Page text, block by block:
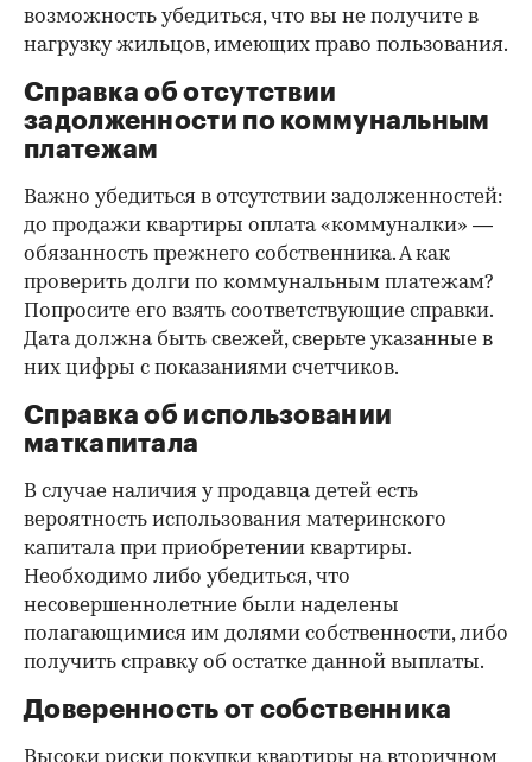
возможность убедиться, что вы не получите в
нагрузку жильцов, имеющих право пользования.
Справка об отсутствии
задолженности по коммунальным
платежам
Важно убедиться в отсутствии задолженностей:
до продажи квартиры оплата «коммуналки» —
обязанность прежнего собственника. А как
проверить долги по коммунальным платежам?
Попросите его взять соответствующие справки.
Дата должна быть свежей, сверьте указанные в
них цифры с показаниями счетчиков.
Справка об использовании
маткапитала
В случае наличия у продавца детей есть
вероятность использования материнского
капитала при приобретении квартиры.
Необходимо либо убедиться, что
несовершеннолетние были наделены
полагающимися им долями собственности, либо
получить справку об остатке данной выплаты.
Доверенность от собственника
Высоки риски покупки квартиры на вторичном